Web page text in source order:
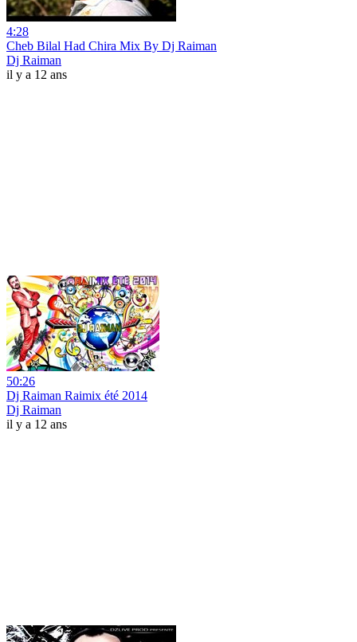
4:28
Cheb Bilal Had Chira Mix By Dj Raiman
Dj Raiman
il y a 12 ans
50:26
Dj Raiman Raimix été 2014
Dj Raiman
il y a 12 ans